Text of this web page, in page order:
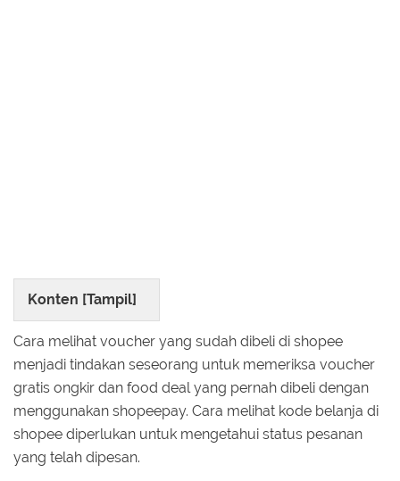
Konten [Tampil]
Cara melihat voucher yang sudah dibeli di shopee
menjadi tindakan seseorang untuk memeriksa voucher
gratis ongkir dan food deal yang pernah dibeli dengan
menggunakan shopeepay. Cara melihat kode belanja di
shopee diperlukan untuk mengetahui status pesanan
yang telah dipesan.